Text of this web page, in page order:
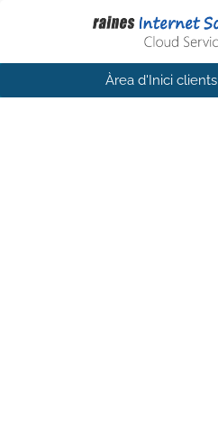
Àrea d'Inici clients